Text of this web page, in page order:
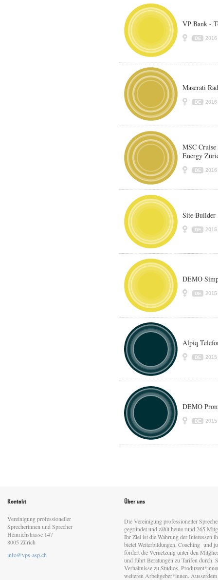
VP Bank -
DE 2016
Maserati
DE 2016
MSC
Energy
DE 2016
Site Builder
DE 2015
DEMO
DE 2015
Alpiq
DE 2015
DEMO
DE 2015
Kontakt
Vereinigung professioneller
Sprecherinnen und Sprecher
Heinrichstrasse 147
8005 Zürich
info@vps-asp.ch
Über uns
Die Vereinigung professioneller
gegründet und zählt heute rund 265
Ihr Ziel ist die Wahrung der Interessen
bietet Weiterbildungen, Coaching und
fördert die Vernetzung unter den
und führt Beratungen zu Tarifen durch.
Verhältnisse zu Studios,
weiteren Arbeitgeber*innen.